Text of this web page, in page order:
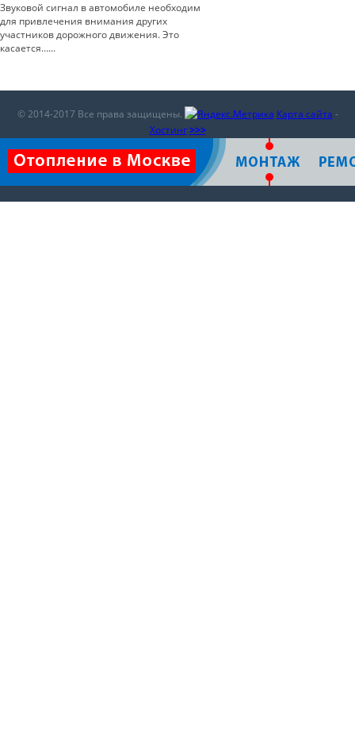
Звуковой сигнал в автомобиле необходим
для привлечения внимания других
участников дорожного движения. Это
касается…...
© 2014-2017 Все права защищены. Карта сайта -
Хостинг >>>